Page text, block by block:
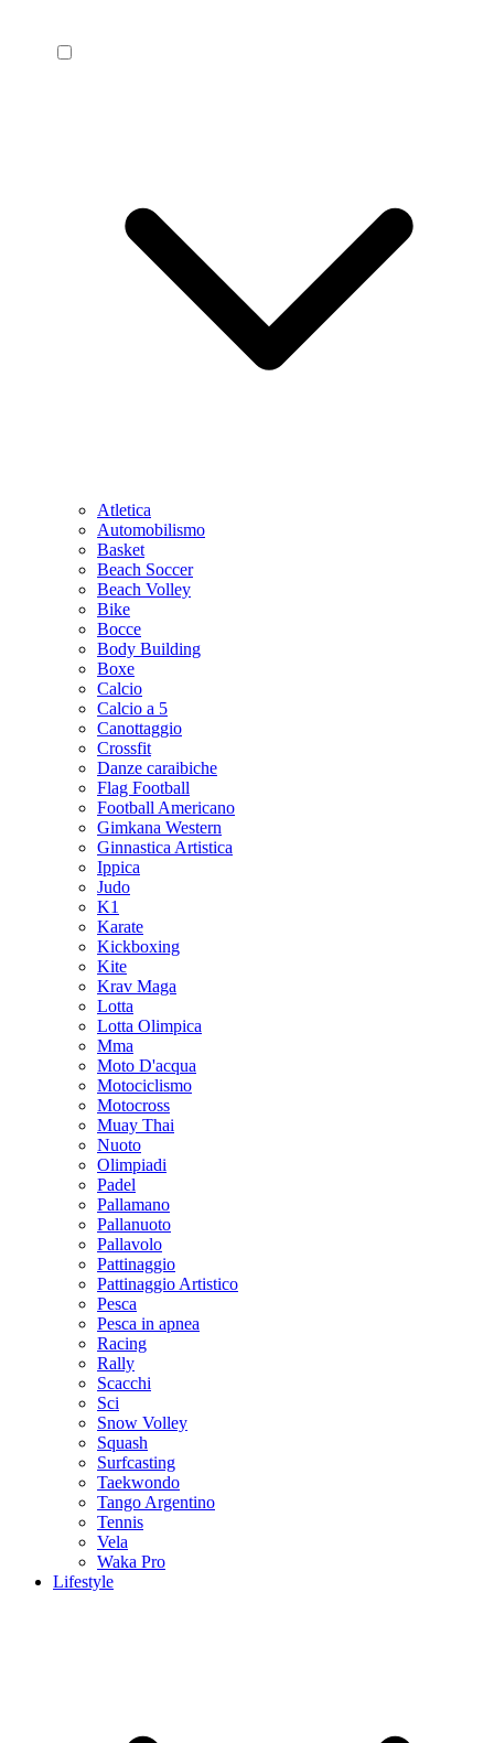
Atletica
Automobilismo
Basket
Beach Soccer
Beach Volley
Bike
Bocce
Body Building
Boxe
Calcio
Calcio a 5
Canottaggio
Crossfit
Danze caraibiche
Flag Football
Football Americano
Gimkana Western
Ginnastica Artistica
Ippica
Judo
K1
Karate
Kickboxing
Kite
Krav Maga
Lotta
Lotta Olimpica
Mma
Moto D'acqua
Motociclismo
Motocross
Muay Thai
Nuoto
Olimpiadi
Padel
Pallamano
Pallanuoto
Pallavolo
Pattinaggio
Pattinaggio Artistico
Pesca
Pesca in apnea
Racing
Rally
Scacchi
Sci
Snow Volley
Squash
Surfcasting
Taekwondo
Tango Argentino
Tennis
Vela
Waka Pro
Lifestyle